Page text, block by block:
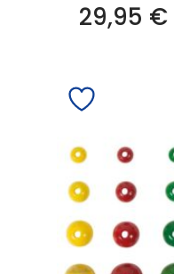
29,95 €